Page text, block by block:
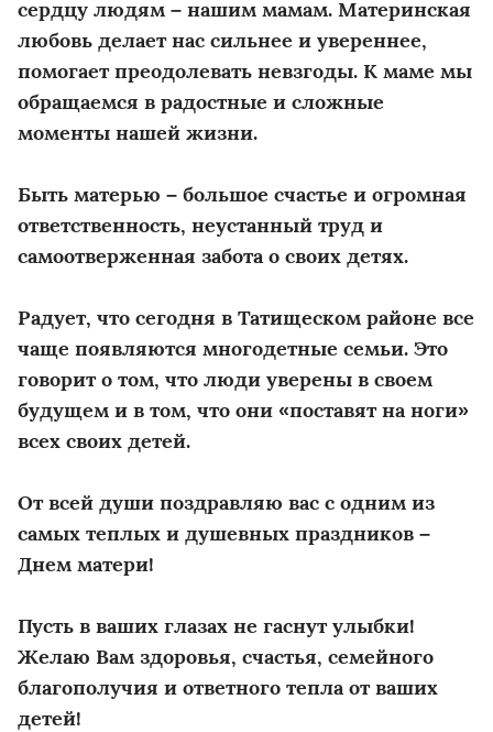
сердцу людям – нашим мамам. Материнская
любовь делает нас сильнее и увереннее,
помогает преодолевать невзгоды. К маме мы
обращаемся в радостные и сложные
моменты нашей жизни.
Быть матерью – большое счастье и огромная
ответственность, неустанный труд и
самоотверженная забота о своих детях.
Радует, что сегодня в Татищеском районе все
чаще появляются многодетные семьи. Это
говорит о том, что люди уверены в своем
будущем и в том, что они «поставят на ноги»
всех своих детей.
От всей души поздравляю вас с одним из
самых теплых и душевных праздников –
Днем матери!
Пусть в ваших глазах не гаснут улыбки!
Желаю Вам здоровья, счастья, семейного
благополучия и ответного тепла от ваших
детей!